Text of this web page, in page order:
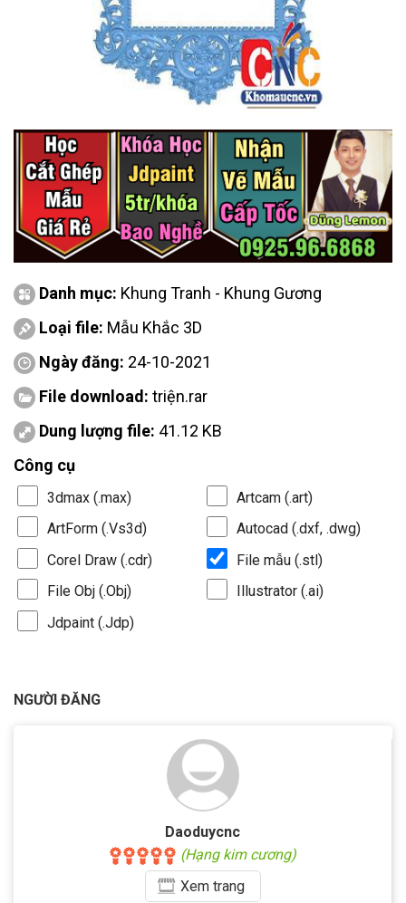
Danh mục: Khung Tranh - Khung Gương
Loại file: Mẫu Khắc 3D
Ngày đăng: 24-10-2021
File download: triện.rar
Dung lượng file: 41.12 KB
Công cụ
3dmax (.max)
Artcam (.art)
ArtForm (.Vs3d)
Autocad (.dxf, .dwg)
Corel Draw (.cdr)
File mẫu (.stl)
File Obj (.Obj)
Illustrator (.ai)
Jdpaint (.Jdp)
NGƯỜI ĐĂNG
Daoduycnc
(Hạng kim cương)
Xemtrang